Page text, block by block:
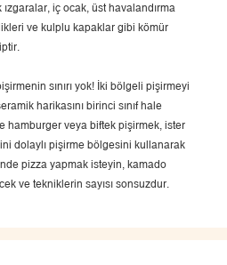
iç ocak, üst havalandırma
ve kulplu kapaklar gibi kömür
sınırı yok! İki bölgeli pişirmeyi
harikasını birinci sınıf hale
hamburger veya biftek pişirmek, ister
dolaylı pişirme bölgesini kullanarak
pizza yapmak isteyin, kamado
ve tekniklerin sayısı sonsuzdur.